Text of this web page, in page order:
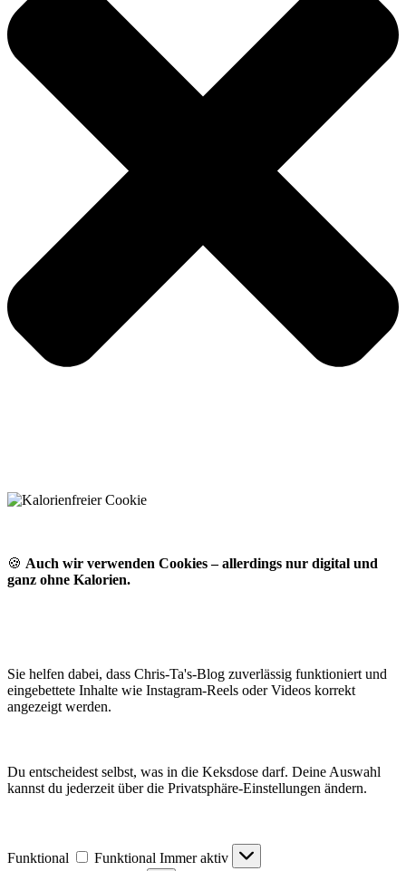
🍪 Auch wir verwenden Cookies – allerdings nur digital und
ganz ohne Kalorien.
Sie helfen dabei, dass Chris-Ta's-Blog zuverlässig funktioniert und
eingebettete Inhalte wie Instagram-Reels oder Videos korrekt
angezeigt werden.
Du entscheidest selbst, was in die Keksdose darf. Deine Auswahl
kannst du jederzeit über die Privatsphäre-Einstellungen ändern.
Funktional Funktional Immer aktiv